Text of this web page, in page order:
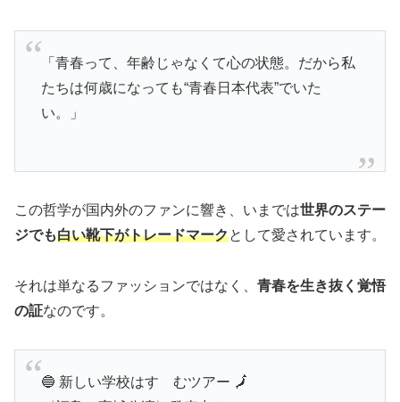
「青春って、年齢じゃなくて心の状態。だから私
たちは何歳になっても“青春日本代表”でいた
い。」
この哲学が国内外のファンに響き、いまでは世界のステー
ジでも白い靴下がトレードマークとして愛されています。
それは単なるファッションではなく、 青春を生き抜く覚悟
の証なのです。
🔵 新しい学校はすゝむツアー 🗾